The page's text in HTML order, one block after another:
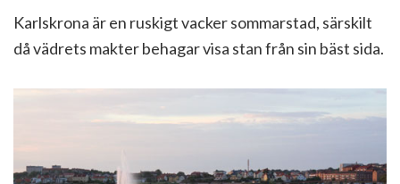
Karlskrona är en ruskigt vacker sommarstad, särskilt
då vädrets makter behagar visa stan från sin bäst sida.